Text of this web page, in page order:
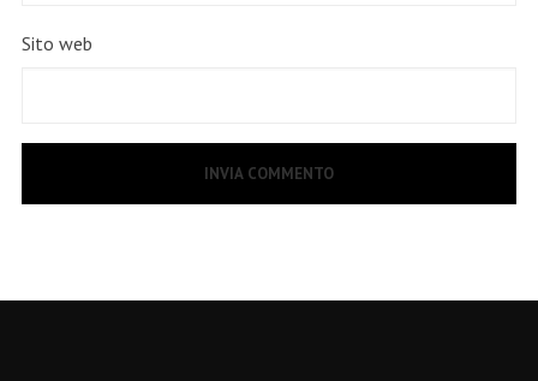
Sito web